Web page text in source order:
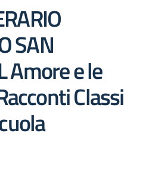
SAN
Amore e le
Classi